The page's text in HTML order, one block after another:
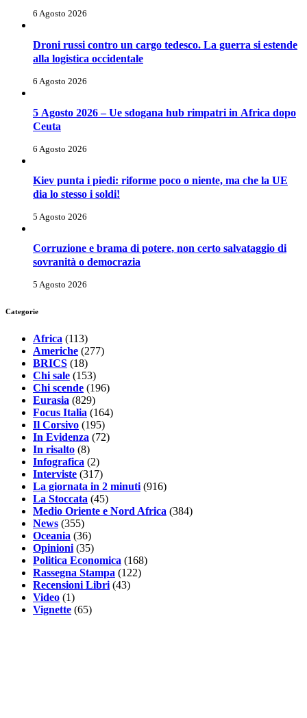
6 Agosto 2026
Droni russi contro un cargo tedesco. La guerra si estende
alla logistica occidentale
6 Agosto 2026
5 Agosto 2026 – Ue sdogana hub rimpatri in Africa dopo
Ceuta
6 Agosto 2026
Kiev punta i piedi: riforme poco o niente, ma che la UE
dia lo stesso i soldi!
5 Agosto 2026
Corruzione e brama di potere, non certo salvataggio di
sovranità o democrazia
5 Agosto 2026
Categorie
Africa (113)
Americhe (277)
BRICS (18)
Chi sale (153)
Chi scende (196)
Eurasia (829)
Focus Italia (164)
Il Corsivo (195)
In Evidenza (72)
In risalto (8)
Infografica (2)
Interviste (317)
La giornata in 2 minuti (916)
La Stoccata (45)
Medio Oriente e Nord Africa (384)
News (355)
Oceania (36)
Opinioni (35)
Politica Economica (168)
Rassegna Stampa (122)
Recensioni Libri (43)
Video (1)
Vignette (65)